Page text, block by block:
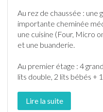
Au rez de chaussée : une
importante cheminée
une cuisine (Four, Micro
et une buanderie.
Au premier étage : 4
lits double, 2 lits bébés + 1
Lire la suite